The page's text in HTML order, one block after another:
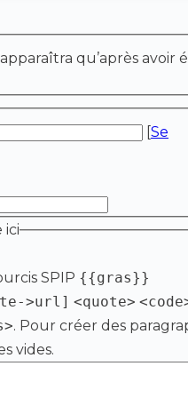
qu’après avoir
[Se
ici
SPIP {{gras}}
>url] <quote>
. Pour créer des
vides.